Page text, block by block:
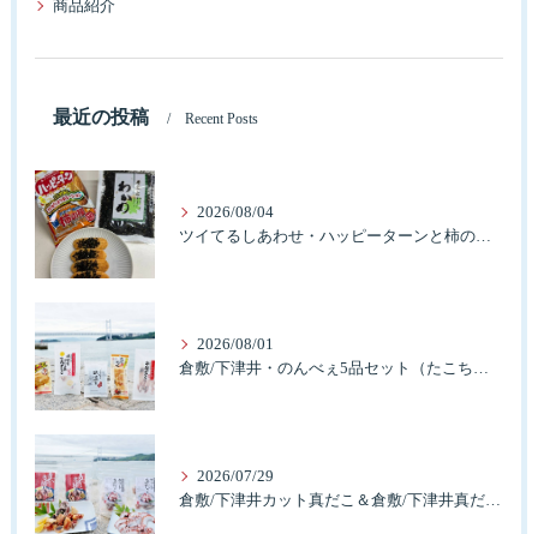
商品紹介
最近の投稿 Recent Posts
2026/08/04
ツイてるしあわせ・ハッピーターンと柿の種とそふとわかめふりかけとタコふりかけ・ハッピーコラボレーション
2026/08/01
倉敷/下津井・のんべぇ5品セット（たこちく、たこ玉、味付のり、串酢だこ、味付けけやわらか真だこチーズ）3歳のお子様も大好きなんですよ。
2026/07/29
倉敷/下津井カット真だこ＆倉敷/下津井真だこ唐揚げ・セット人気です。